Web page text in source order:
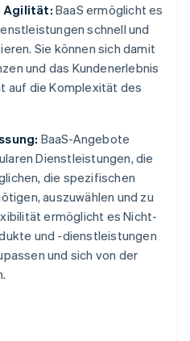
Agilität: BaaS ermöglicht es
schnell und
Sie können sich damit
und das Kundenerlebnis
auf die Komplexität des
BaaS-Angebote
Dienstleistungen, die
die spezifischen
auszuwählen und zu
ermöglicht es Nicht-
und -dienstleistungen
und sich von der